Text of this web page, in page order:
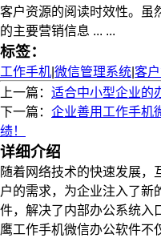
客户资源的阅读时效性。虽
的主要营销信息 ... ...
标签：
工作手机 微信管理系统 客
上一篇： 适合中小型企业的
下一篇： 企业善用工作手机
绩！
详细介绍
随着网络技术的快速发展，
户的需求，为企业注入了新
件，解决了内部办公系统入
鹰工作手机微信办公软件不